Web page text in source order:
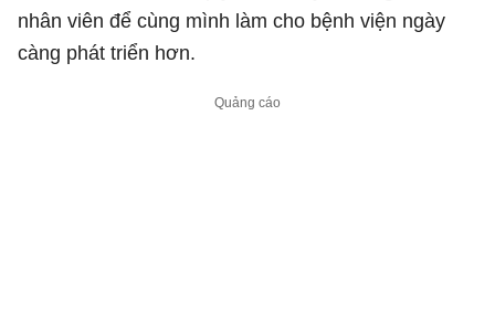
nhân viên để cùng mình làm cho bệnh viện ngày
càng phát triển hơn.